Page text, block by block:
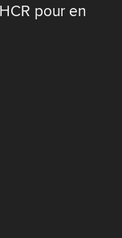
pour en